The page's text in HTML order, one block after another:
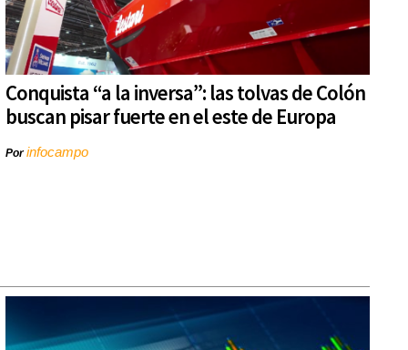
Conquista “a la inversa”: las tolvas de Colón
buscan pisar fuerte en el este de Europa
Porinfocampo